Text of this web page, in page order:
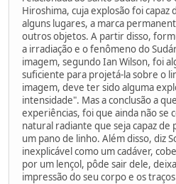
Hiroshima, cuja explosão foi capaz
alguns lugares, a marca
outros objetos. A partir disso,
a irradiação e o fenômeno do
imagem, segundo Ian Wilson, foi
suficiente para projetá-la sobre o
imagem, deve ter sido alguma
intensidade". Mas a conclusão a
experiências, foi que ainda não se
natural radiante que seja capaz
um pano de linho. Além disso, diz
inexplicável como um cadáver,
por um lençol, pôde sair dele,
impressão do seu corpo e os